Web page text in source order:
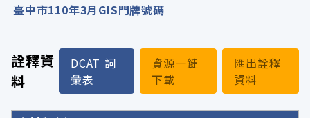
詮釋資
料
DCAT 詞
彙表
資源一鍵
下載
匯出詮釋
資料
臺中市110年3月GIS門牌號碼